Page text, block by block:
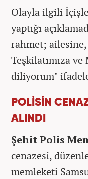
Olayla ilgili
yaptığı
rahmet;
Teşkilatımıza
diliyorum"
POLİSİN
ALINDI
Şehit Polis
cenazesi,
memleketi